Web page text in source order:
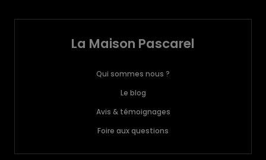
La Maison Pascarel
Qui sommes nous ?
Le blog
Avis & témoignages
Foire aux questions